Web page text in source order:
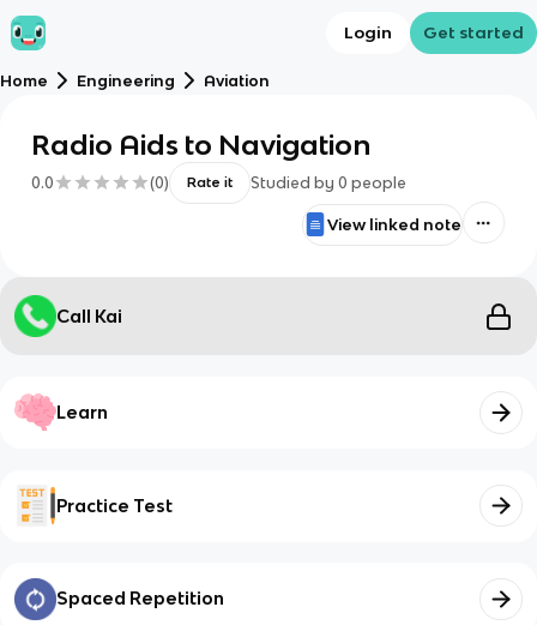
Login Get started
Home Engineering Aviation
Radio Aids to Navigation
0.0 (0) Rate it Studied by 0 people
View linked note
Call Kai
Learn
Practice Test
Spaced Repetition